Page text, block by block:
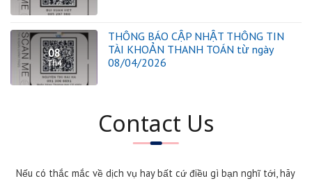
08
Th4
THÔNG BÁO CẬP NHẬT THÔNG TIN
TÀI KHOẢN THANH TOÁN từ ngày
08/04/2026
Contact Us
Nếu có thắc mắc về dịch vụ hay bất cứ điều gì bạn nghĩ tới, hãy